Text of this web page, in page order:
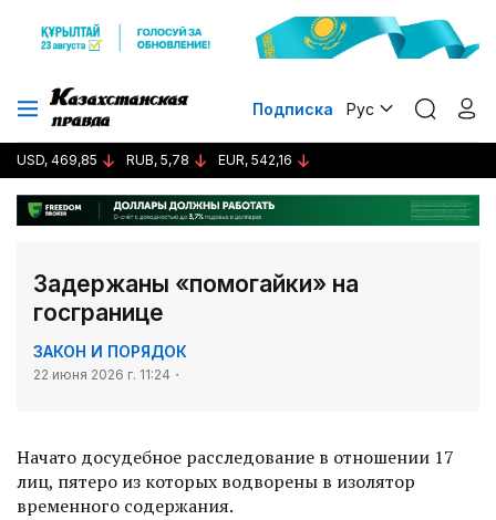
Подписка Рус
USD, 469,85 RUB, 5,78 EUR, 542,16
Задержаны «помогайки» на
госгранице
ЗАКОН И ПОРЯДОК
22 июня 2026 г. 11:24
Начато досудебное расследование в отношении 17
лиц, пятеро из которых водворены в изолятор
временного содержания.